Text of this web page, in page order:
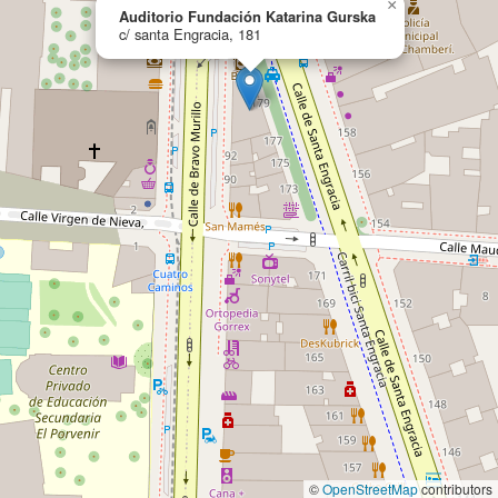
Auditorio Fundación Katarina Gurska
c/ santa Engracia, 181
×
©OpenStreetMapcontributors